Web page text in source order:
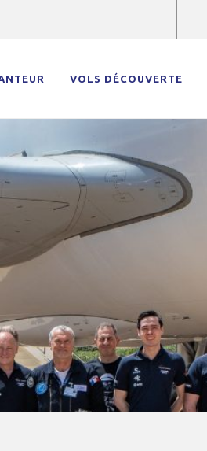
VOLS DÉCOUVERTE